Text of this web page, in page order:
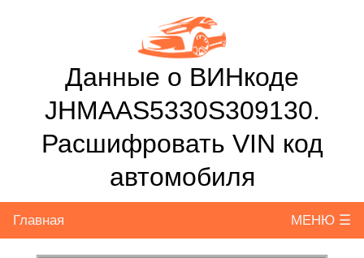
Данные о ВИНкоде
JHMAAS5330S309130.
Расшифровать VIN код
автомобиля
Главная МЕНЮ ☰